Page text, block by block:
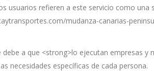
usuarios refieren a este servicio como
mudanza-canarias-
a que <strong>lo ejecutan empresas
necesidades específicas de cada persona.